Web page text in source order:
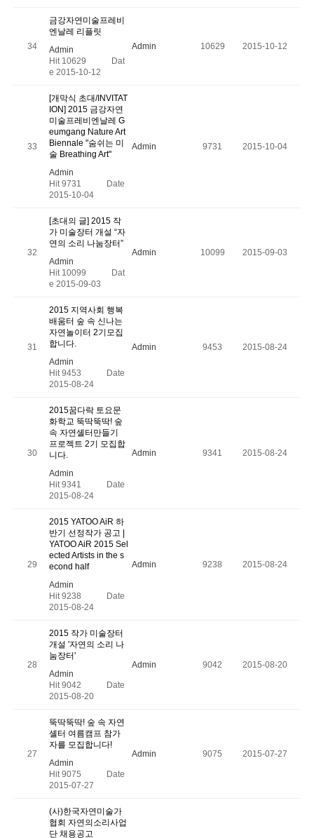
34
금강자연미술프레비
엔날레 리플릿
Admin
Hit 10629
Dat
e 2015-10-12
Admin 10629 2015-10-12
33
[개막식 초대/INVITAT
ION] 2015 금강자연
미술프레비엔날레 G
eumgang Nature Art
Biennale "숨쉬는 미
술 Breathing Art"
Admin
Hit 9731
Date
2015-10-04
Admin 9731 2015-10-04
32
[초대의 글] 2015 작
가 미술장터 개설 “자
연의 소리 나눔장터”
Admin
Hit 10099
Dat
e 2015-09-03
Admin 10099 2015-09-03
31
2015 지역사회 행복
배움터 숲 속 신나는
자연놀이터 2기모집
합니다.
Admin
Hit 9453
Date
2015-08-24
Admin 9453 2015-08-24
30
2015꿈다락 토요문
화학교 뚝딱뚝딱! 숲
속 자연셸터만들기
프로젝트 2기 모집합
니다.
Admin
Hit 9341
Date
2015-08-24
Admin 9341 2015-08-24
29
2015 YATOO AiR 하
반기 선정작가 공고 |
YATOO AiR 2015 Sel
ected Artists in the s
econd half
Admin
Hit 9238
Date
2015-08-24
Admin 9238 2015-08-24
28
2015 작가 미술장터
개설 '자연의 소리 나
눔장터'
Admin
Hit 9042
Date
2015-08-20
Admin 9042 2015-08-20
27
뚝딱뚝딱! 숲 속 자연
셸터 여름캠프 참가
자를 모집합니다!
Admin
Hit 9075
Date
2015-07-27
Admin 9075 2015-07-27
(사)한국자연미술가
협회 자연의소리사업
단 채용공고